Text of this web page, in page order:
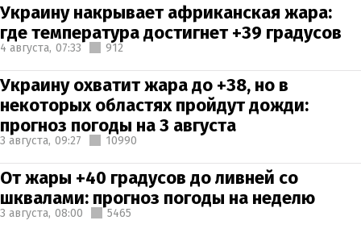
Украину накрывает африканская жара:
где температура достигнет +39 градусов
4 августа, 07:33 912
Украину охватит жара до +38, но в
некоторых областях пройдут дожди:
прогноз погоды на 3 августа
3 августа, 09:27 10990
От жары +40 градусов до ливней со
шквалами: прогноз погоды на неделю
3 августа, 08:00 5465